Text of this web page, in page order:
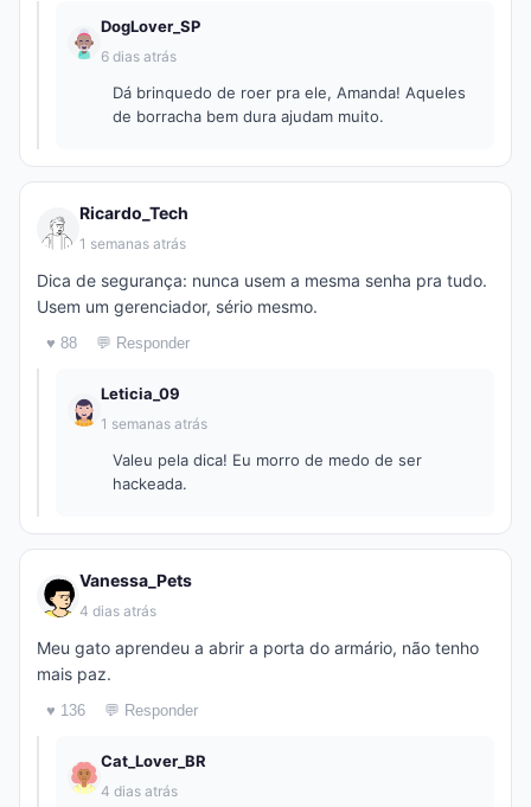
DogLover_SP
6 dias atrás
Dá brinquedo de roer pra ele, Amanda! Aqueles
de borracha bem dura ajudam muito.
Ricardo_Tech
1 semanas atrás
Dica de segurança: nunca usem a mesma senha pra tudo.
Usem um gerenciador, sério mesmo.
♥ 88 💬 Responder
Leticia_09
1 semanas atrás
Valeu pela dica! Eu morro de medo de ser
hackeada.
Vanessa_Pets
4 dias atrás
Meu gato aprendeu a abrir a porta do armário, não tenho
mais paz.
♥ 136 💬 Responder
Cat_Lover_BR
4 dias atrás